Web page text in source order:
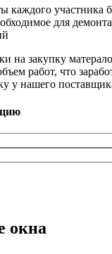
каждого участника
для
на закупку
работ, что
у нашего
окна